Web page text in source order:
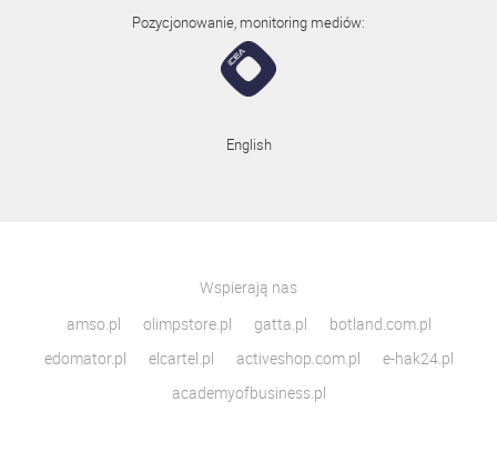
Pozycjonowanie, monitoring mediów:
English
Wspierają nas
amso.pl
olimpstore.pl gatta.pl
botland.com.pl
edomator.pl
elcartel.pl activeshop.com.pl
e-hak24.pl
academyofbusiness.pl